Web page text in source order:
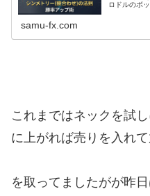
ロドルのボ
ます。相場
samu-fx.com
これまではネックを試
に上がれば売りを入れ
を取ってましたがが昨日